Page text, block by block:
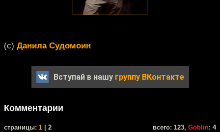
(c) Данила Судомоин
Вступай в нашу группу ВКонтакте
Комментарии
cтраницы: 1 | 2 всего: 123, Goblin: 4